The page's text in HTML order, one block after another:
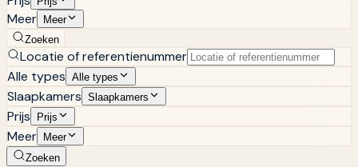
Meer
Meer
Zoeken
Locatie of referentienummer
Alle types Alle types
Slaapkamers Slaapkamers
Prijs Prijs
Meer
Meer
Zoeken